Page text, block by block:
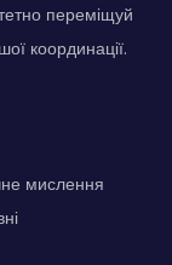
переміщуй
координації.
мислення